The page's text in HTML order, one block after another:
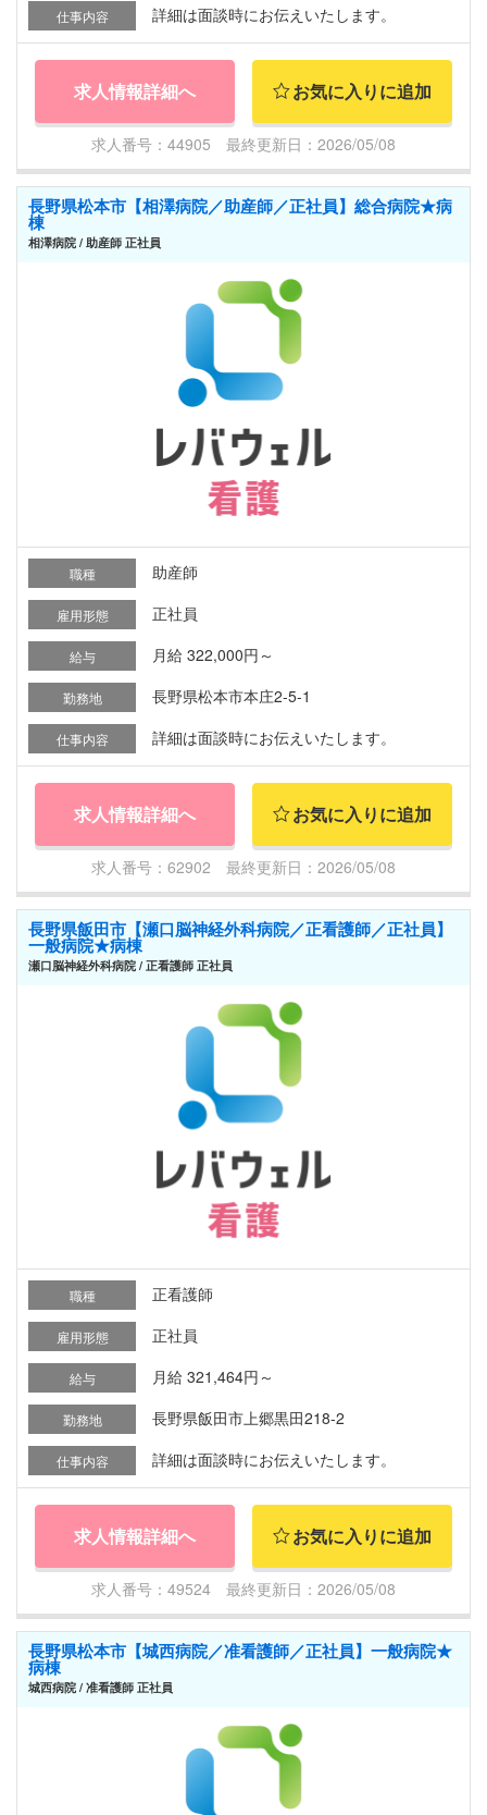
仕事内容 詳細は面談時にお伝えいたします。
求人情報詳細へ お気に入りに追加
求人番号：44905 最終更新日：2026/05/08
長野県松本市【相澤病院／助産師／正社員】総合病院★病
棟
相澤病院 / 助産師 正社員
職種 助産師
雇用形態 正社員
給与 月給 322,000円～
勤務地 長野県松本市本庄2-5-1
仕事内容 詳細は面談時にお伝えいたします。
求人情報詳細へ お気に入りに追加
求人番号：62902 最終更新日：2026/05/08
長野県飯田市【瀬口脳神経外科病院／正看護師／正社員】
一般病院★病棟
瀬口脳神経外科病院 / 正看護師 正社員
職種 正看護師
雇用形態 正社員
給与 月給 321,464円～
勤務地 長野県飯田市上郷黒田218-2
仕事内容 詳細は面談時にお伝えいたします。
求人情報詳細へ お気に入りに追加
求人番号：49524 最終更新日：2026/05/08
長野県松本市【城西病院／准看護師／正社員】一般病院★
病棟
城西病院 / 准看護師 正社員